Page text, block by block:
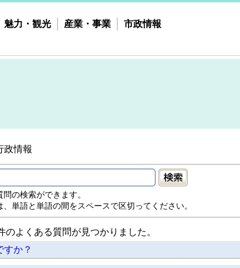
魅力・観光 産業・事業 市政情報
政情報
の検索ができます。
単語と単語の間をスペースで区切ってください。
のよくある質問が見つかりました。
すか？